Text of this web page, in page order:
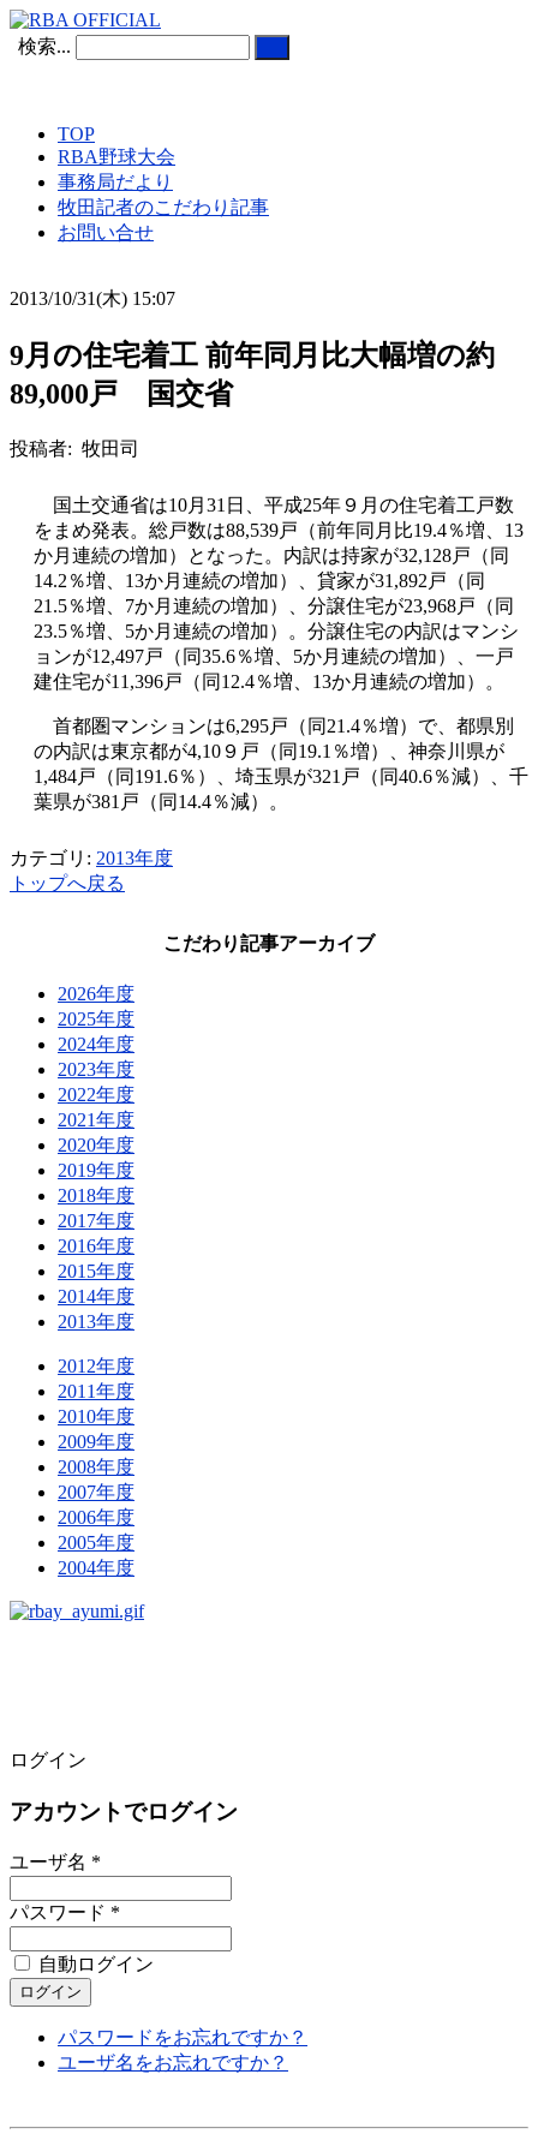
検索...
TOP
RBA野球大会
事務局だより
牧田記者のこだわり記事
お問い合せ
2013/10/31(木) 15:07
9月の住宅着工 前年同月比大幅増の約
89,000戸 国交省
投稿者: 牧田司
国土交通省は10月31日、平成25年９月の住宅着工戸数
をまめ発表。総戸数は88,539戸（前年同月比19.4％増、13
か月連続の増加）となった。内訳は持家が32,128戸（同
14.2％増、13か月連続の増加）、貸家が31,892戸（同
21.5％増、7か月連続の増加）、分譲住宅が23,968戸（同
23.5％増、5か月連続の増加）。分譲住宅の内訳はマンシ
ョンが12,497戸（同35.6％増、5か月連続の増加）、一戸
建住宅が11,396戸（同12.4％増、13か月連続の増加）。
首都圏マンションは6,295戸（同21.4％増）で、都県別
の内訳は東京都が4,10９戸（同19.1％増）、神奈川県が
1,484戸（同191.6％）、埼玉県が321戸（同40.6％減）、千
葉県が381戸（同14.4％減）。
カテゴリ: 2013年度
トップへ戻る
こだわり記事アーカイブ
2026年度
2025年度
2024年度
2023年度
2022年度
2021年度
2020年度
2019年度
2018年度
2017年度
2016年度
2015年度
2014年度
2013年度
2012年度
2011年度
2010年度
2009年度
2008年度
2007年度
2006年度
2005年度
2004年度
ログイン
アカウントでログイン
ユーザ名 *
パスワード *
自動ログイン
パスワードをお忘れですか？
ユーザ名をお忘れですか？